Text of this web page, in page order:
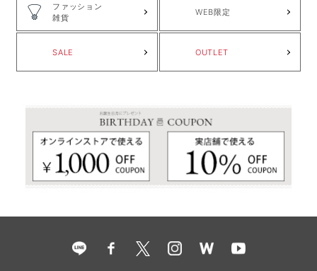
ファッション
雑貨
WEB限定
SALE OUTLET